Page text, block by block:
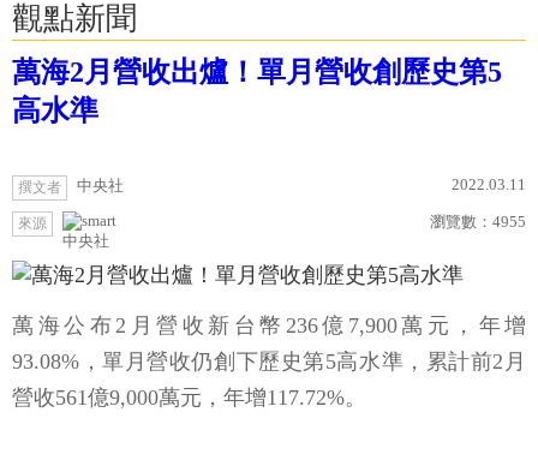
觀點新聞
萬海2月營收出爐！單月營收創歷史第5
高水準
撰文者 中央社 2022.03.11
來源
中央社
瀏覽數： 4955
93.08%，單月營收仍創下歷史第5高水準，累計前2月
營收561億9,000萬元，年增117.72%。